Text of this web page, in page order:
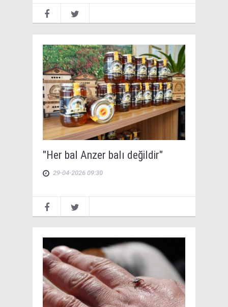
"Her bal Anzer balı değildir"
29-04-2026 09:30